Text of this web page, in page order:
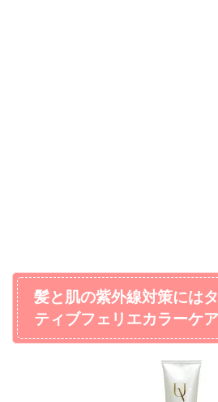
髪と肌の紫外線対策には
ティブフェリエカラーケ